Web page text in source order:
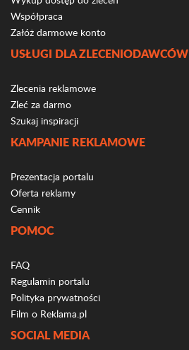
Współpraca
Załóż darmowe konto
USŁUGI DLA ZLECENIODAWCÓW
Zlecenia reklamowe
Zleć za darmo
Szukaj inspiracji
KAMPANIE REKLAMOWE
Prezentacja portalu
Oferta reklamy
Cennik
POMOC
FAQ
Regulamin portalu
Polityka prywatności
Film o Reklama.pl
SOCIAL MEDIA